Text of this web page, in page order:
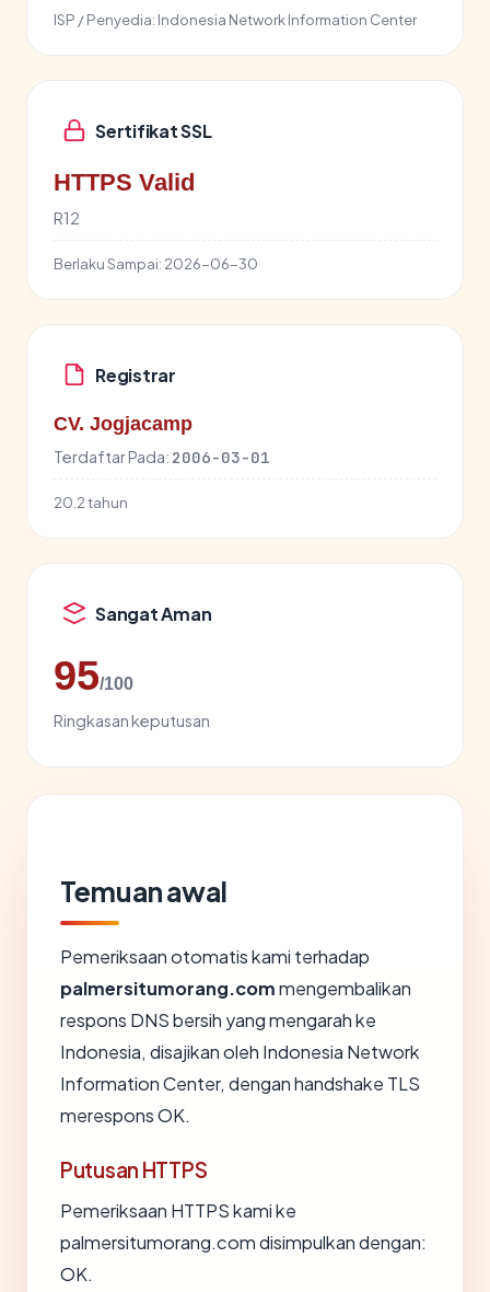
ISP / Penyedia: Indonesia Network Information Center
Sertifikat SSL
HTTPS Valid
R12
Berlaku Sampai: 2026-06-30
Registrar
CV. Jogjacamp
Terdaftar Pada: 2006-03-01
20.2 tahun
Sangat Aman
95/100
Ringkasan keputusan
Temuan awal
Pemeriksaan otomatis kami terhadap
palmersitumorang.commengembalikan
respons DNS bersih yang mengarah ke
Indonesia, disajikan oleh Indonesia Network
Information Center, dengan handshake TLS
merespons OK.
Putusan HTTPS
Pemeriksaan HTTPS kami ke
palmersitumorang.com disimpulkan dengan:
OK.